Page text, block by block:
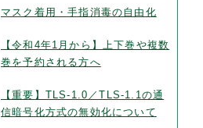
マスク着用・手指消毒の自由化
【令和4年1月から】上下巻や複数
巻を予約される方へ
【重要】TLS-1.0／TLS-1.1の通
信暗号化方式の無効化について